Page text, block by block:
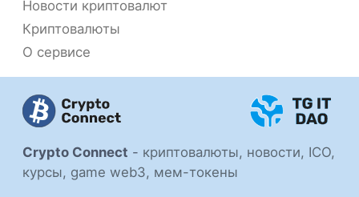
Crypto Connect - криптовалюты, новости, ICO,
курсы, game web3, мем-токены
Новости криптовалют
Криптовалюты
О сервисе